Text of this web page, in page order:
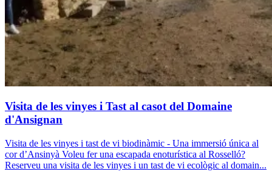
Visita de les vinyes i Tast al casot del Domaine
d'Ansignan
Visita de les vinyes i tast de vi biodinàmic - Una immersió única al
cor d’Ansinyà Voleu fer una escapada enoturística al Rosselló?
Reserveu una visita de les vinyes i un tast de vi ecològic al domain...